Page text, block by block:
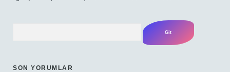
SON YORUMLAR